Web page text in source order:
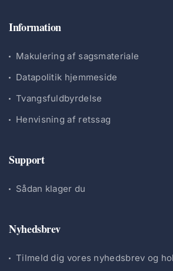
Information
Makulering af sagsmateriale
Datapolitik hjemmeside
Tvangsfuldbyrdelse
Henvisning af retssag
Support
Sådan klager du
Nyhedsbrev
Tilmeld dig vores nyhedsbrev og